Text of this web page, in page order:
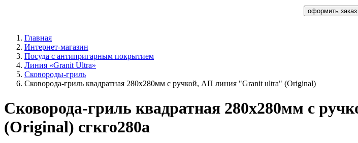
Главная
Интернет-магазин
Посуда с антипригарным покрытием
Линия «Granit Ultra»
Сковороды-гриль
Сковорода-гриль квадратная 280х280мм с ручкой, АП линия "Granit ultra" (Original)
Сковорода-гриль квадратная 280х280мм с
(Original) сгкго280а
оформить заказ